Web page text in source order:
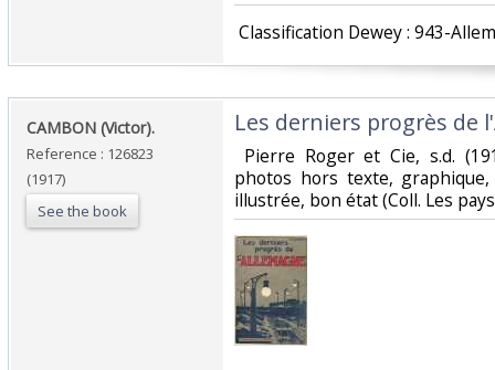
Classification Dewey : 943-
‎CAMBON (Victor).‎
Reference : 126823
(1917)
See the book
‎Les derniers progrès de
Pierre Roger et Cie, s.d.
photos hors texte,
illustrée, bon état (Coll. Les